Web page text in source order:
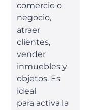
comercio o
negocio,
atraer
clientes,
vender
inmuebles y
objetos. Es
ideal
para activa la